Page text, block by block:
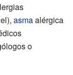
asmaalérgica
o